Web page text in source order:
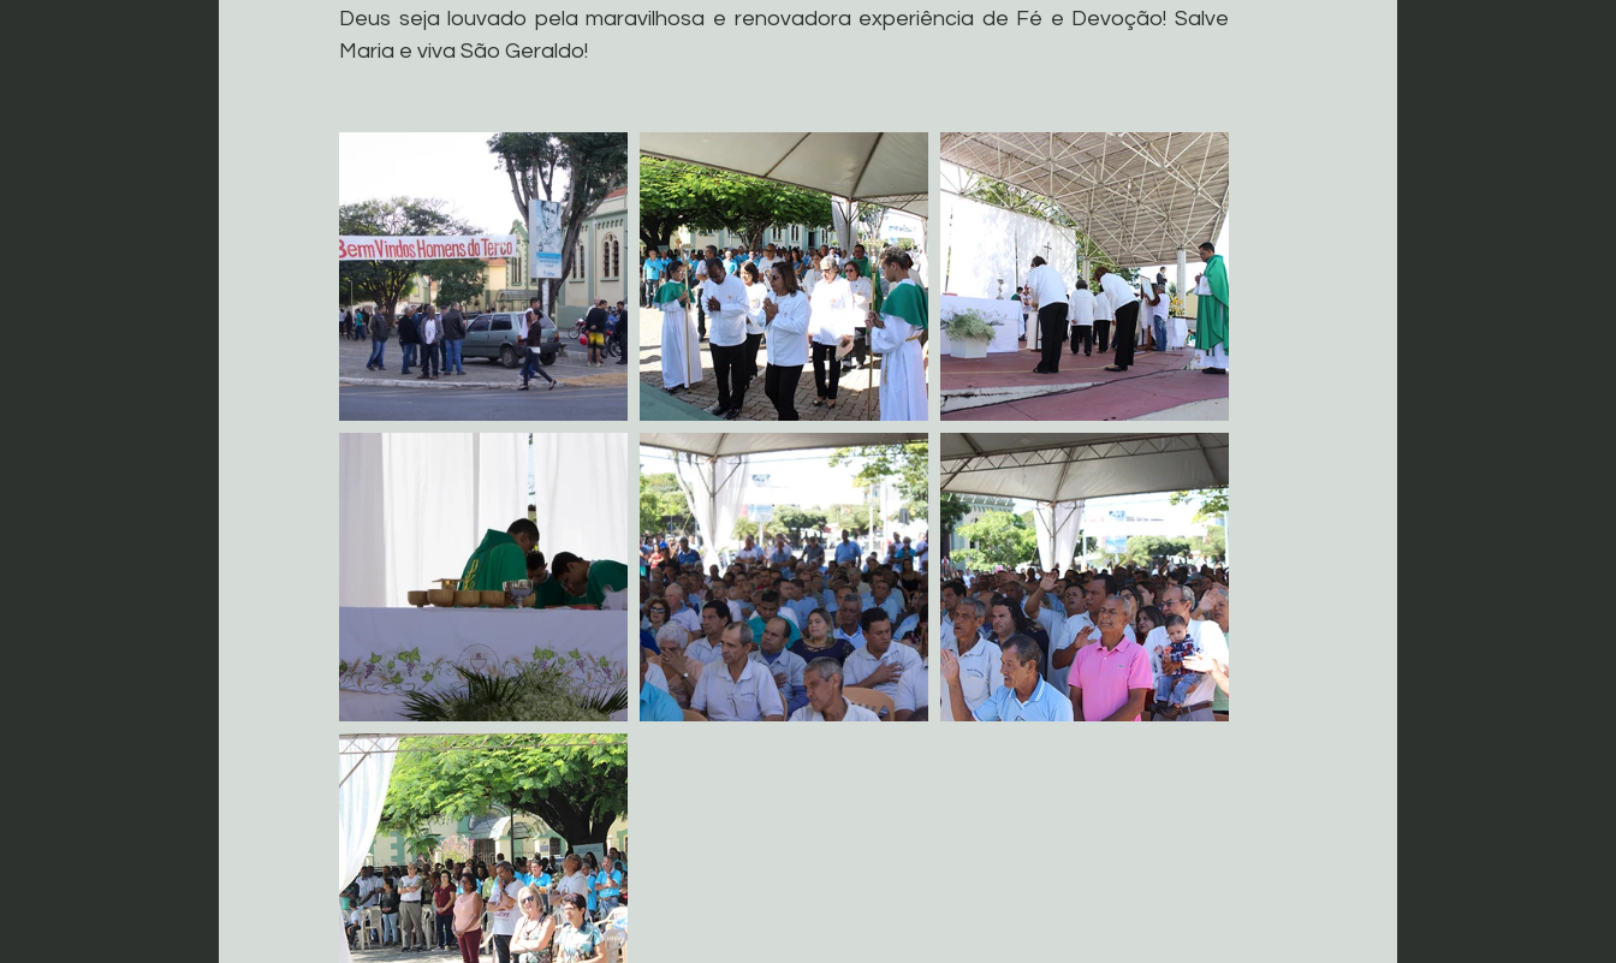
Deus seja louvado pela maravilhosa e renovadora experiência de Fé e Devoção! Salve
Maria e viva São Geraldo!